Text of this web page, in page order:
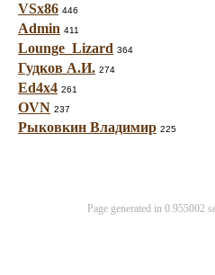
VSx86 446
Admin 411
Lounge_Lizard 364
Гудков А.И. 274
Ed4x4 261
OVN 237
Рыковкин Владимир 225
Page generated in 0.955002